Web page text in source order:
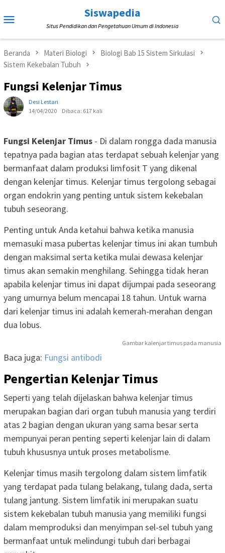
ke
Mobile
Siswapedia
Situs Pendidikan dan Pengetahuan Umum di Indonesia
Beranda Materi Biologi
Biologi Bab 15 Sistem Sirkulasi
Sistem Kekebalan Tubuh
Fungsi Kelenjar Timus
Desi Lestari
14/04/2020
Dibaca: 617 kali
Fungsi Kelenjar Timus - Di dalam rongga dada manusia
tepatnya pada bagian atas terdapat sebuah kelenjar yang
bermanfaat dalam produksi limfosit T yang dikenal
dengan kelenjar timus. Kelenjar timus tergolong sebagai
organ endokrin yang penting untuk sistem kekebalan
tubuh seseorang.
Penting untuk Anda ketahui bahwa ketika manusia
memasuki masa pubertas kelenjar timus ini akan tumbuh
dengan maksimal serta ketika mulai dewasa kelenjar
timus akan semakin menghilang. Sehingga tidak heran
apabila kelenjar timus ini dapat dijumpai pada seseorang
yang umurnya belum mencapai 18 tahun. Untuk warna
dari kelenjar timus ini adalah kemerah-merahan dengan
dua lobus.
Gambar kalenjar timus pada manusia
Baca juga: Fungsi antibodi
Pengertian Kelenjar Timus
Seperti yang telah dijelaskan bahwa kelenjar timus
merupakan bagian dari organ tubuh manusia yang terdiri
atas 2 bagian dengan ukuran yang sama besar serta
mempunyai peran penting seperti kelenjar lain di dalam
tubuh khususnya untuk proses metabolisme.
Kelenjar timus masih tergolong dalam sistem limfatik
yang terdapat pada tulang belakang, tulang dada, serta
tulang jantung. Sistem limfatik ini merupakan suatu
sistem kekebalan tubuh manusia yang memiliki fungsi
dalam memproduksi dan menyimpan sel-sel tubuh yang
bermanfaat untuk melindungi tubuh dari berbagai